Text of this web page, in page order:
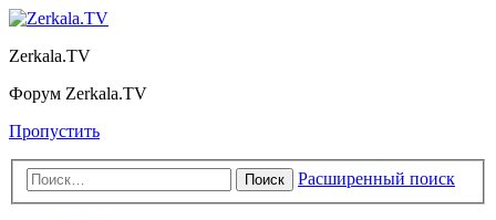
Zerkala.TV
Форум Zerkala.TV
Пропустить
Поиск Расширенный поиск